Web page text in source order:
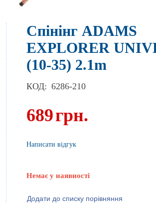
Спінінг ADAMS
EXPLORER
(10-35) 2.1m
КОД: 6286-210
689грн.
Написати відгук
Немає у наявності
Додати до списку порівняння